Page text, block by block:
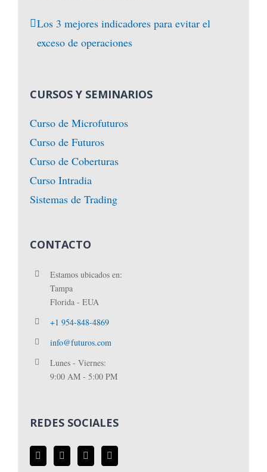
Los 3 mejores indicadores para evitar el
exceso de operaciones
CURSOS Y SEMINARIOS
Curso de Microfuturos
Curso de Futuros
Curso de Coberturas
Curso Intradia
Sistemas de Trading
CONTACTO
Estamos ubicados en:
Tampa
Florida - EUA
+1 954-848-4869
info@futuros.com
Lunes - Viernes:
9:00 AM - 5:00 PM
REDES SOCIALES